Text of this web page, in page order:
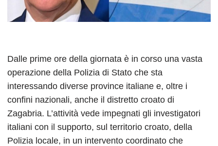
Dalle prime ore della giornata è in corso una vasta
operazione della Polizia di Stato che sta
interessando diverse province italiane e, oltre i
confini nazionali, anche il distretto croato di
Zagabria. L’attività vede impegnati gli investigatori
italiani con il supporto, sul territorio croato, della
Polizia locale, in un intervento coordinato che